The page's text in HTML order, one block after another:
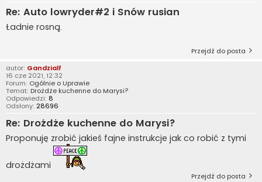
Re: Auto lowryder#2 i Snów rusian
Ładnie rosną.
Przejdź do posta
autor: Gandzialf
16 cze 2021, 12:32
Forum: Ogólnie o Uprawie
Temat: Drożdże kuchenne do Marysi?
Odpowiedzi: 8
Odsłony: 28696
Re: Drożdże kuchenne do Marysi?
Proponuję zrobić jakieś fajne instrukcje jak co robić z tymi
drożdżami
Przejdź do posta